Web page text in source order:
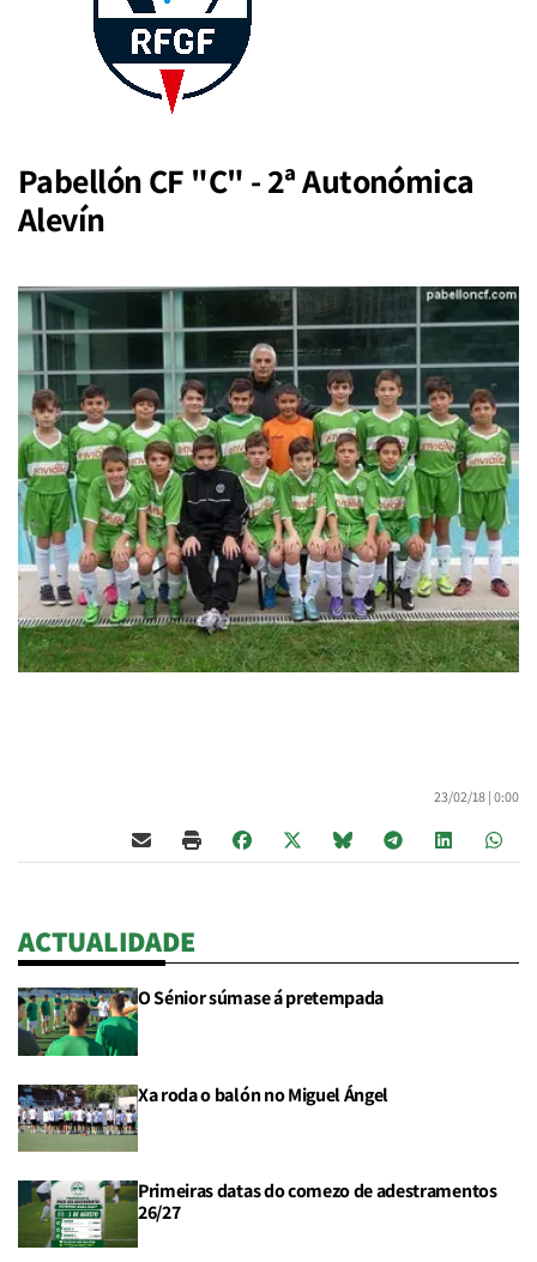
Pabellón CF "C" - 2ª Autonómica
Alevín
23/02/18 | 0:00
ACTUALIDADE
O Sénior súmase á pretempada
Xa roda o balón no Miguel Ángel
Primeiras datas do comezo de adestramentos
26/27